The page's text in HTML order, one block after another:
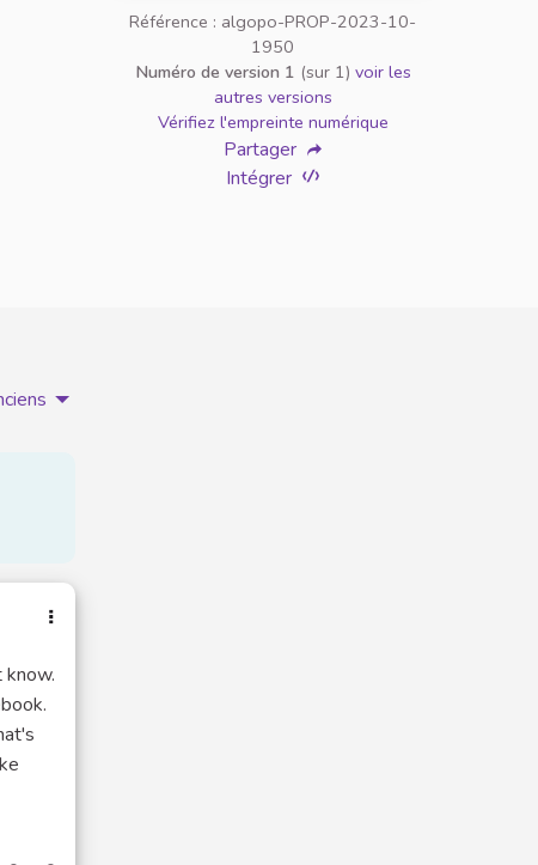
Référence : algopo-PROP-2023-10-
1950
Numéro de version 1 (sur 1) voir les
autres versions
Vérifiez l'empreinte numérique
Partager
Intégrer
know.